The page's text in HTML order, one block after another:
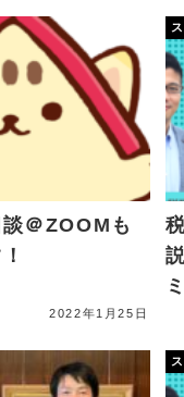
＠ZOOMも
2022年1月25日